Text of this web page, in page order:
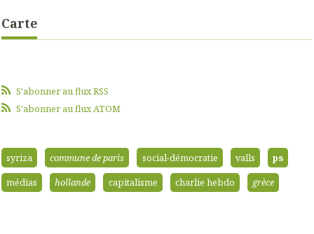
Carte
S'abonner au flux RSS
S'abonner au flux ATOM
syriza commune de paris social-démocratie valls
ps
médias
hollande capitalisme charlie hebdo grèce